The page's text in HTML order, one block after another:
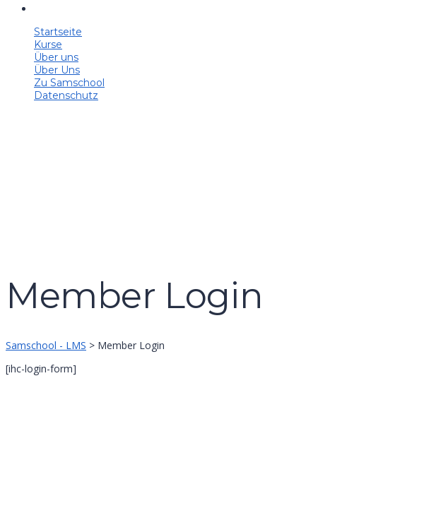
Startseite
Kurse
Über uns
Über Uns
Zu Samschool
Datenschutz
Member Login
Samschool - LMS > Member Login
[ihc-login-form]